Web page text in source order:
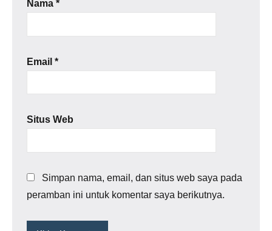
Nama *
Email *
Situs Web
Simpan nama, email, dan situs web saya pada
peramban ini untuk komentar saya berikutnya.